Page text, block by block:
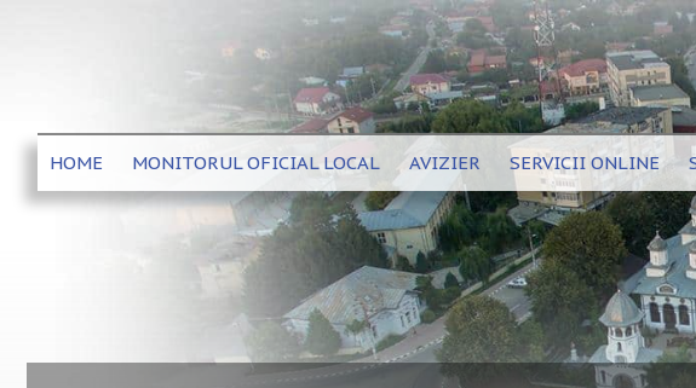
HOME MONITORUL OFICIAL LOCAL AVIZIER SERVICII ONLINE